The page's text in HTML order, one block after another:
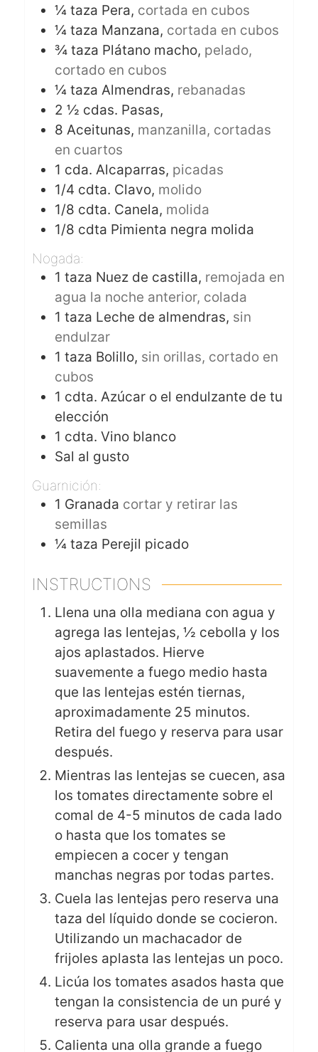
¼ taza Pera, cortada en cubos
¼ taza Manzana, cortada en cubos
¾ taza Plátano macho, pelado,
cortado en cubos
¼ taza Almendras, rebanadas
2 ½ cdas. Pasas,
8 Aceitunas, manzanilla, cortadas
en cuartos
1 cda. Alcaparras, picadas
1/4 cdta. Clavo, molido
1/8 cdta. Canela, molida
1/8 cdta Pimienta negra molida
Nogada:
1 taza Nuez de castilla, remojada en
agua la noche anterior, colada
1 taza Leche de almendras, sin
endulzar
1 taza Bolillo, sin orillas, cortado en
cubos
1 cdta. Azúcar o el endulzante de tu
elección
1 cdta. Vino blanco
Sal al gusto
Guarnición:
1 Granada cortar y retirar las
semillas
¼ taza Perejil picado
INSTRUCTIONS
Llena una olla mediana con agua y
agrega las lentejas, ½ cebolla y los
ajos aplastados. Hierve
suavemente a fuego medio hasta
que las lentejas estén tiernas,
aproximadamente 25 minutos.
Retira del fuego y reserva para usar
después.
Mientras las lentejas se cuecen, asa
los tomates directamente sobre el
comal de 4-5 minutos de cada lado
o hasta que los tomates se
empiecen a cocer y tengan
manchas negras por todas partes.
Cuela las lentejas pero reserva una
taza del líquido donde se cocieron.
Utilizando un machacador de
frijoles aplasta las lentejas un poco.
Licúa los tomates asados hasta que
tengan la consistencia de un puré y
reserva para usar después.
Calienta una olla grande a fuego